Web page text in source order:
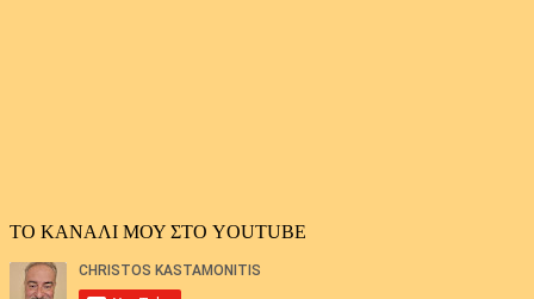
ΤΟ ΚΑΝΑΛΙ ΜΟΥ ΣΤΟ YOUTUBE